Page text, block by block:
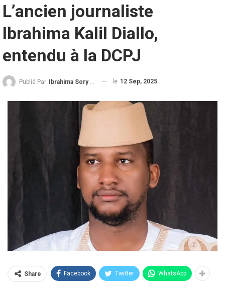
L’ancien journaliste
Ibrahima Kalil Diallo,
entendu à la DCPJ
Publié Par Ibrahima Sory Diallo le 12 Sep, 2025
Share Facebook Twitter WhatsApp